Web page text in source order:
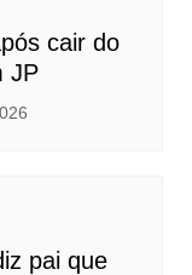
cair do
JP
pai que